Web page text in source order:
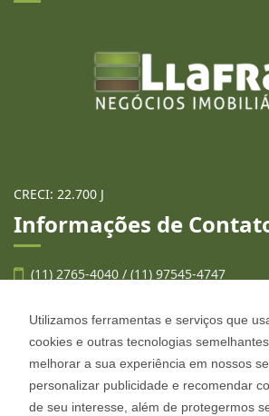
Utilizamos ferramentas e serviços que
cookies e outras tecnologias
melhorar a sua experiência em nossos
personalizar publicidade e recomendar
de seu interesse, além de protegermos
IMOBILIÁRIOS
CRECI: 22.700 J
(11) 2765-4040 / (11) 97545-4747
contato@llafran.com.br